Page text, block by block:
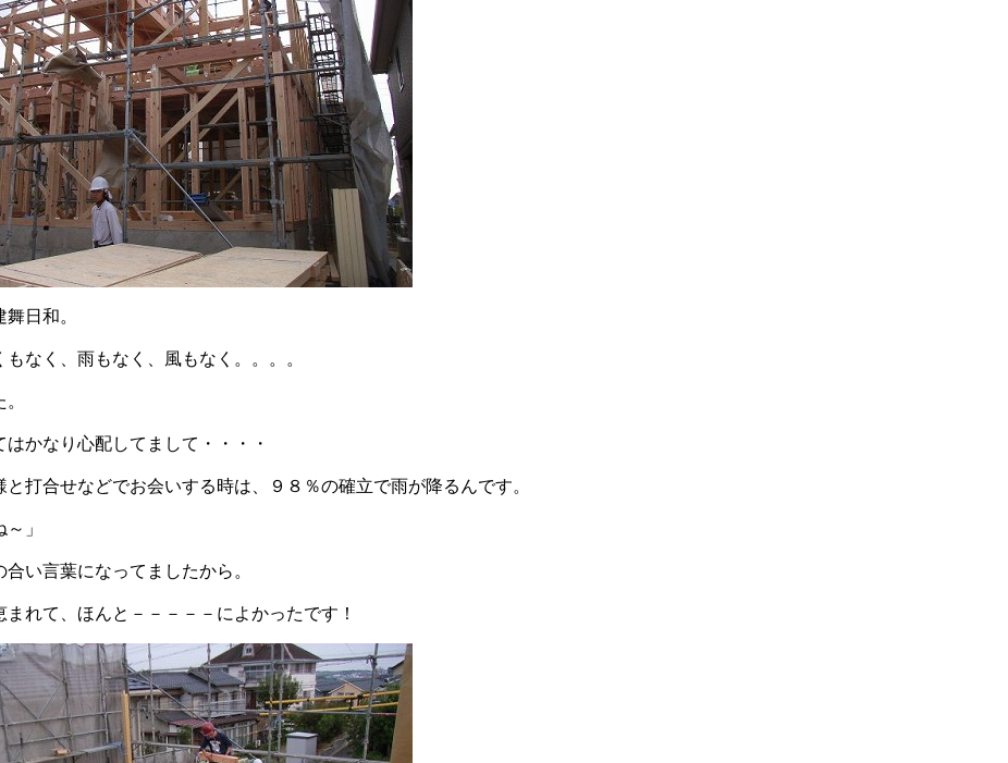
日和。
なく、雨もなく、風もなく。。。。
かなり心配してまして・・・・
と打合せなどでお会いする時は、９８％の確立で雨が降るんです。
」
い言葉になってましたから。
まれて、ほんと－－－－－によかったです！